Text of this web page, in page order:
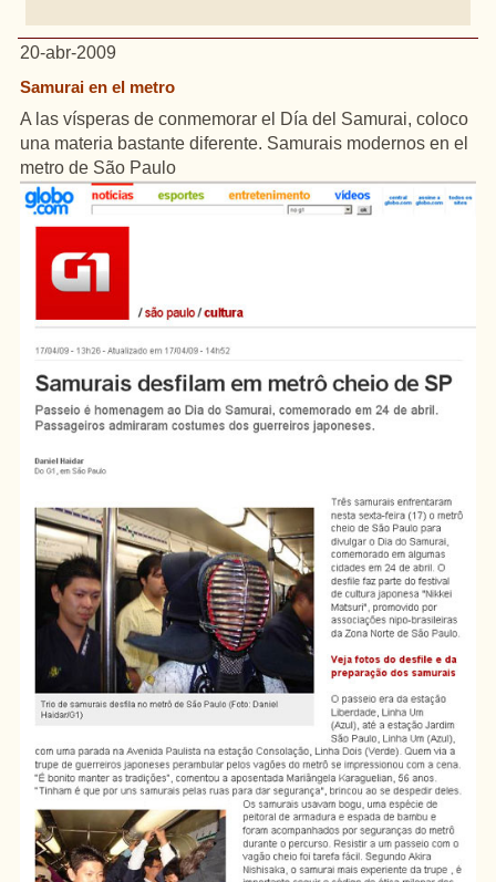
20-abr-2009
Samurai en el metro
A las vísperas de conmemorar el Día del Samurai, coloco
una materia bastante diferente. Samurais modernos en el
metro de São Paulo